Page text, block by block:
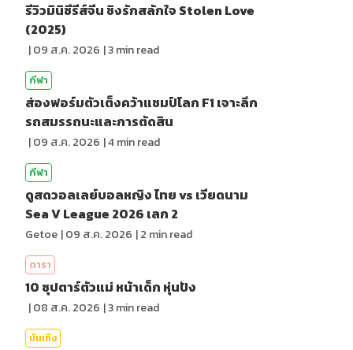
รีวิวมินิซีรีส์จีน ชิงรักสลักใจ Stolen Love
(2025)
|09 ส.ค. 2026 |3min read
กีฬา
ส่องฟอร์มตัวเต็งคว้าแชมป์โลก F1 เจาะลึก
รถสมรรถนะและการตัดสิน
|09 ส.ค. 2026 |4min read
กีฬา
ดูสดวอลเลย์บอลหญิง ไทย vs เวียดนาม
Sea V League 2026 เลก 2
Getoe |09 ส.ค. 2026 |2 min read
ดารา
10 ซุปตาร์ตัวแม่ หน้าเด็ก หุ่นปัง
|08 ส.ค. 2026 |3min read
บันเทิง